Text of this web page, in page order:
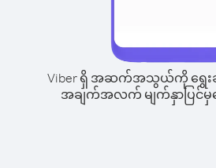
Viber ရှိ အဆက်အသွယ်ကို ရွေးခ
အချက်အလက် မျက်နှာပြင်မှန